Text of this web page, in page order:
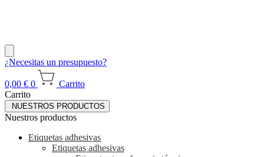
¿Necesitas un presupuesto?
0,00 € 0
Carrito
Carrito
NUESTROS PRODUCTOS
Nuestros productos
Etiquetas adhesivas
Etiquetas adhesivas